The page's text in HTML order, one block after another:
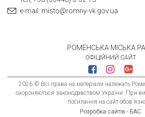
РОМЕНСЬКА МІСЬКА
ОФІЦІЙНИЙ САЙТ
2026 © Всі права на матеріали належать
охороняються законодавством України. При
посилання на сайт
Розробка сайтів - БАС
e-mail: misto@romny-vk.gov.ua